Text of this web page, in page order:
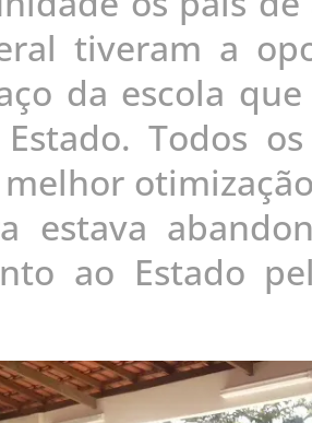
tiveram a
da escola
Todos
estava
ao Estado